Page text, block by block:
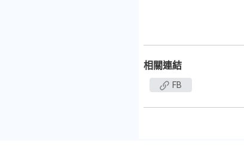
相關連結
FB